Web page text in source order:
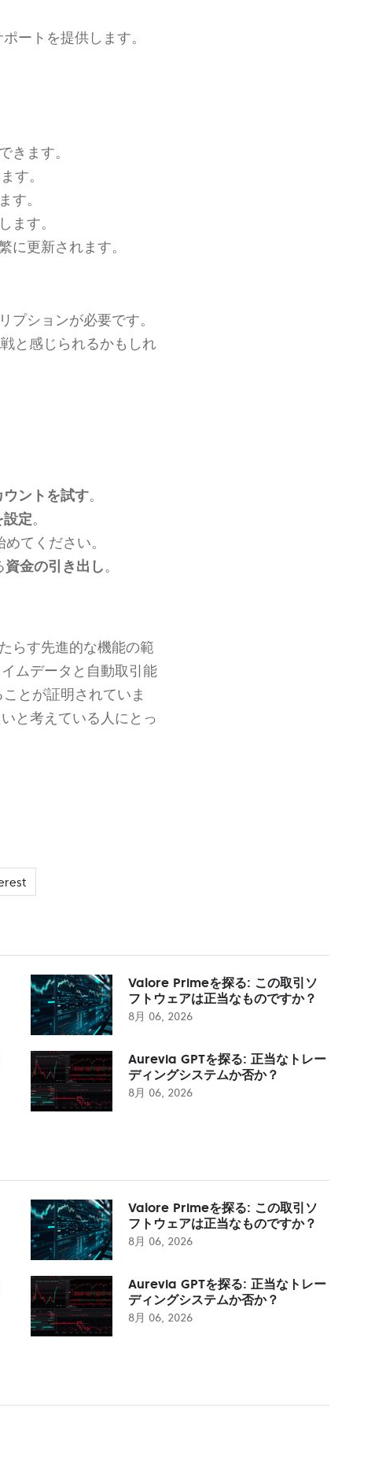
ートを提供します。
きます。
す。
す。
ます。
に更新されます。
プションが必要です。
と感じられるかもしれ
ウントを試す。
設定。
てください。
資金の引き出し 。
らす先進的な機能の範
ムデータと自動取引能
とが証明されていま
と考えている人にとっ
Valore Primeを探る: この取引ソ
フトウェアは正当なものですか？
8月 06, 2026
Aurevia GPTを探る: 正当なトレー
ディングシステムか否か？
8月 06, 2026
Valore Primeを探る: この取引ソ
フトウェアは正当なものですか？
8月 06, 2026
Aurevia GPTを探る: 正当なトレー
ディングシステムか否か？
8月 06, 2026